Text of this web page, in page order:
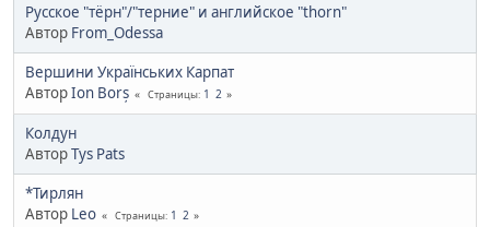
Русское "тёрн"/"терние" и английское "thorn"
Автор From_Odessa
Вершини Українських Карпат
АвторIon Borș Страницы 1 2
Колдун
АвторTys Pats
*Тирлян
Автор Leo Страницы 1 2